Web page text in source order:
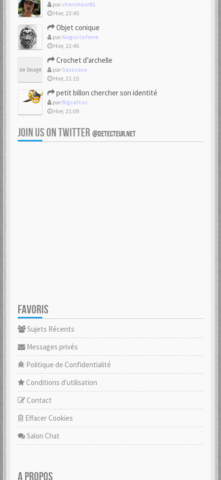
par chercheur81
Hier, 23:45
Objet conique
parAugusteferre
Hier, 22:46
Crochet d’archelle
par Savosavo
Hier, 21:15
petit billon chercher son identité
par Bigceltos
Hier, 21:09
JOIN US ON TWITTER @DETECTEUR.NET
FAVORIS
Sujets Récents
Messages privés
Politique de Confidentialité
Conditions d'utilisation
Contact
Effacer Cookies
Salon Chat
A PROPOS